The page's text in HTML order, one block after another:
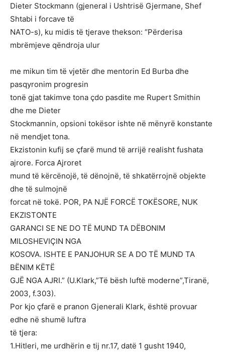
Dieter Stockmann (gjeneral i Ushtrisë Gjermane, Shef
Shtabi i forcave të
NATO-s), ku midis të tjerave thekson: “Përderisa
mbrëmjeve qëndroja ulur
me mikun tim të vjetër dhe mentorin Ed Burba dhe
pasqyronim progresin
tonë gjat takimve tona çdo pasdite me Rupert Smithin
dhe me Dieter
Stockmannin, opsioni tokësor ishte në mënyrë konstante
në mendjet tona.
Ekzistonin kufij se çfarë mund të arrijë realisht fushata
ajrore. Forca Ajroret
mund të kërcënojë, të dënojnë, të shkatërrojnë objekte
dhe të sulmojnë
forcat në tokë. POR, PA NJË FORCË TOKËSORE, NUK
EKZISTONTE
GARANCI SE NE DO TË MUND TA DËBONIM
MILOSHEVIÇIN NGA
KOSOVA. ISHTE E PANJOHUR SE A DO TË MUND TA
BËNIM KËTË
GJË NGA AJRI.” (U.Klark,”Të bësh luftë moderne”,Tiranë,
2003, f.303).
Por kjo çfarë e pranon Gjenerali Klark, është provuar
edhe në shumë luftra
të tjera:
1.Hitleri, me urdhërin e tij nr.17, datë 1 gusht 1940,